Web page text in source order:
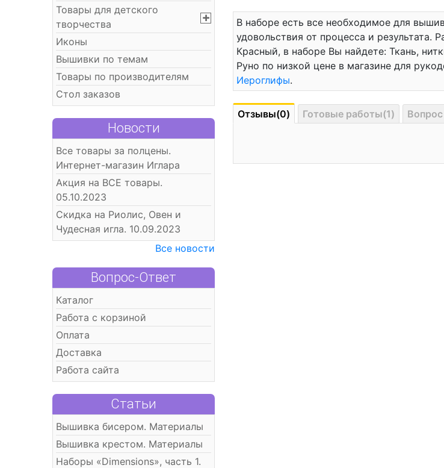
Товары для детского
творчества
Иконы
Вышивки по темам
Товары по производителям
Стол заказов
Новости
Все товары за полцены.
Интернет-магазин Иглара
Акция на ВСЕ товары.
05.10.2023
Скидка на Риолис, Овен и
Чудесная игла. 10.09.2023
Все новости
Вопрос-Ответ
Каталог
Работа с корзиной
Оплата
Доставка
Работа сайта
Статьи
Вышивка бисером. Материалы
Вышивка крестом. Материалы
Наборы «Dimensions», часть 1.
В наборе есть все необходимое для
удовольствия от процесса и результата.
Красный, в наборе Вы найдете: Ткань,
Руно по низкой цене в магазине для
Иероглифы.
Отзывы(0) Готовые работы(1) Вопрос